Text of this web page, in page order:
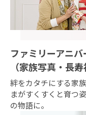
ファミリーアニバ
（家族写真・長寿
絆をカタチにする家
まがすくすくと育つ
の物語に。